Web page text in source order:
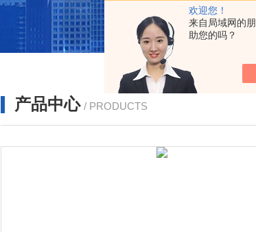
欢迎您！
来自局域网的
助您的吗？
产品中心 / PRODUCTS